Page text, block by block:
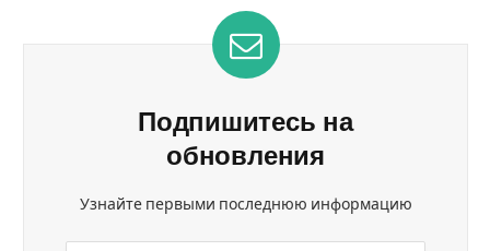
Подпишитесь на
обновления
Узнайте первыми последнюю информацию